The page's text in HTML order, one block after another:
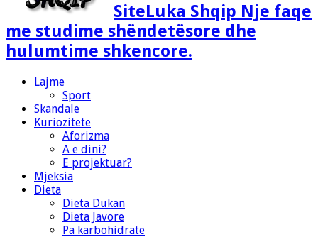
SiteLuka Shqip Nje faqe
me studime shëndetësore dhe
hulumtime shkencore.
Lajme
Sport
Skandale
Kuriozitete
Aforizma
A e dini?
E projektuar?
Mjeksia
Dieta
Dieta Dukan
Dieta Javore
Pa karbohidrate